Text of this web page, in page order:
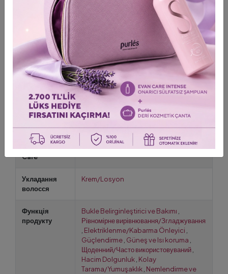
Стать
Місце
доставки
Туреччина,Ukraine
Використання Особиста гігієна
Размер
Normal Boy
Leave-in
Care
Isı koruyucu Krem
Укладання
волосся
Krem/Losyon
Функція
продукту
Bukle Belirginleştirici ve Bakımı
Рівномірне вирівнювання/Згладжування
Elektriklenme/Kabarma Önleyici
Güçlendirme Güneş ve Isı koruma
Щоденний/Часто використовуваний
Hacim Dolgunluk Kolay
Tarama/Yumuşaklık Nemlendirme ve